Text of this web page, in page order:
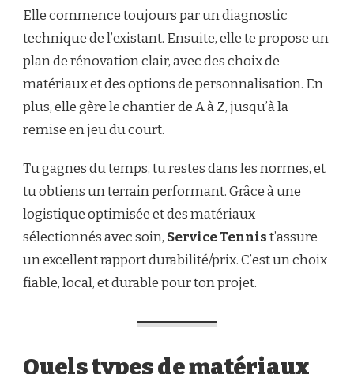
Elle commence toujours par un diagnostic
technique de l’existant. Ensuite, elle te propose un
plan de rénovation clair, avec des choix de
matériaux et des options de personnalisation. En
plus, elle gère le chantier de A à Z, jusqu’à la
remise en jeu du court.
Tu gagnes du temps, tu restes dans les normes, et
tu obtiens un terrain performant. Grâce à une
logistique optimisée et des matériaux
sélectionnés avec soin, Service Tennist’assure
un excellent rapport durabilité/prix. C’est un choix
fiable, local, et durable pour ton projet.
Quels types de matériaux